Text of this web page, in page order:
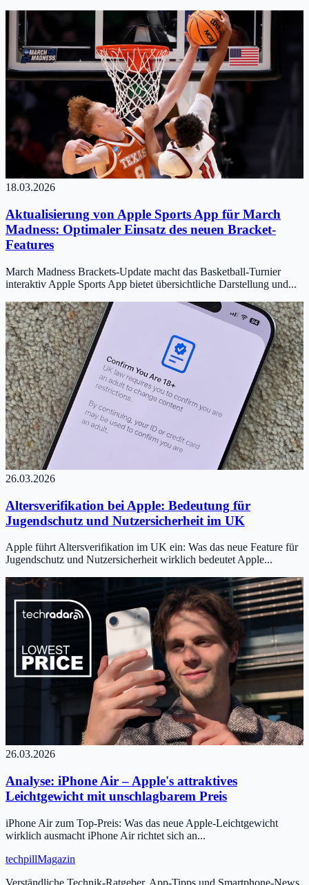
18.03.2026
Aktualisierung von Apple Sports App für March
Madness: Optimaler Einsatz des neuen Bracket-
Features
March Madness Brackets-Update macht das Basketball-Turnier
interaktiv Apple Sports App bietet übersichtliche Darstellung und...
26.03.2026
Altersverifikation bei Apple: Bedeutung für
Jugendschutz und Nutzersicherheit im UK
Apple führt Altersverifikation im UK ein: Was das neue Feature für
Jugendschutz und Nutzersicherheit wirklich bedeutet Apple...
26.03.2026
Analyse: iPhone Air – Apple's attraktives
Leichtgewicht mit unschlagbarem Preis
iPhone Air zum Top-Preis: Was das neue Apple-Leichtgewicht
wirklich ausmacht iPhone Air richtet sich an...
techpillMagazin
Verständliche Technik-Ratgeber, App-Tipps und Smartphone-News